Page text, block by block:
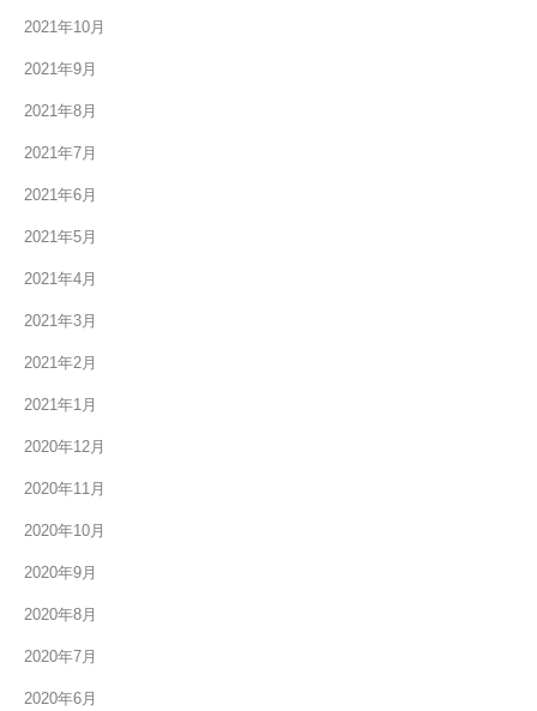
2021年10月
2021年9月
2021年8月
2021年7月
2021年6月
2021年5月
2021年4月
2021年3月
2021年2月
2021年1月
2020年12月
2020年11月
2020年10月
2020年9月
2020年8月
2020年7月
2020年6月